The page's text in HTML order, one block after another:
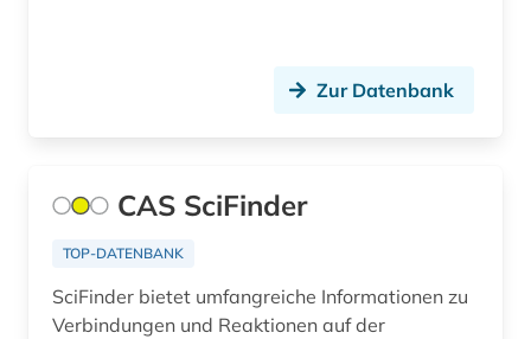
antifaschismus (1)
Kroatien (1)
Lettland (3)
Liechtenstein (2)
Zur Datenbank
CAS SciFinder
TOP-DATENBANK
SciFinder bietet umfangreiche Informationen zu
Verbindungen und Reaktionen auf der